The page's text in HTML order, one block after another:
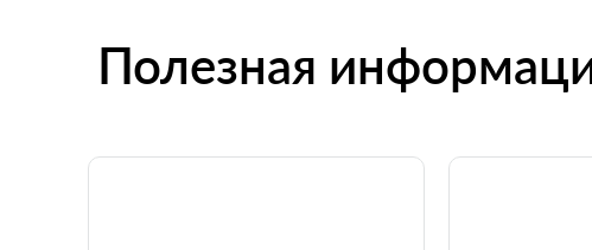
Полезная